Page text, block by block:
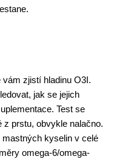
zjistí hladinu O3I.
jak se jejich
Test se
prstu, obvykle nalačno.
kyselin v celé
omega-6/omega-